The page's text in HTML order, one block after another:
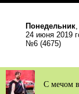
Понедельник,
24 июня 2019
№6 (4675)
С мечом